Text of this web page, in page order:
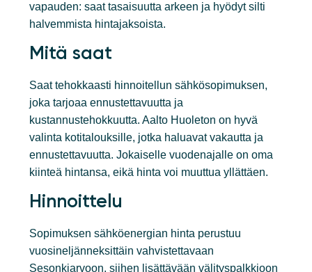
vapauden: saat tasaisuutta arkeen ja hyödyt silti
halvemmista hintajaksoista.
Mitä saat
Saat tehokkaasti hinnoitellun sähkösopimuksen,
joka tarjoaa ennustettavuutta ja
kustannustehokkuutta. Aalto Huoleton on hyvä
valinta kotitalouksille, jotka haluavat vakautta ja
ennustettavuutta. Jokaiselle vuodenajalle on oma
kiinteä hintansa, eikä hinta voi muuttua yllättäen.
Hinnoittelu
Sopimuksen sähköenergian hinta perustuu
vuosineljänneksittäin vahvistettavaan
Sesonkiarvoon, siihen lisättävään välityspalkkioon